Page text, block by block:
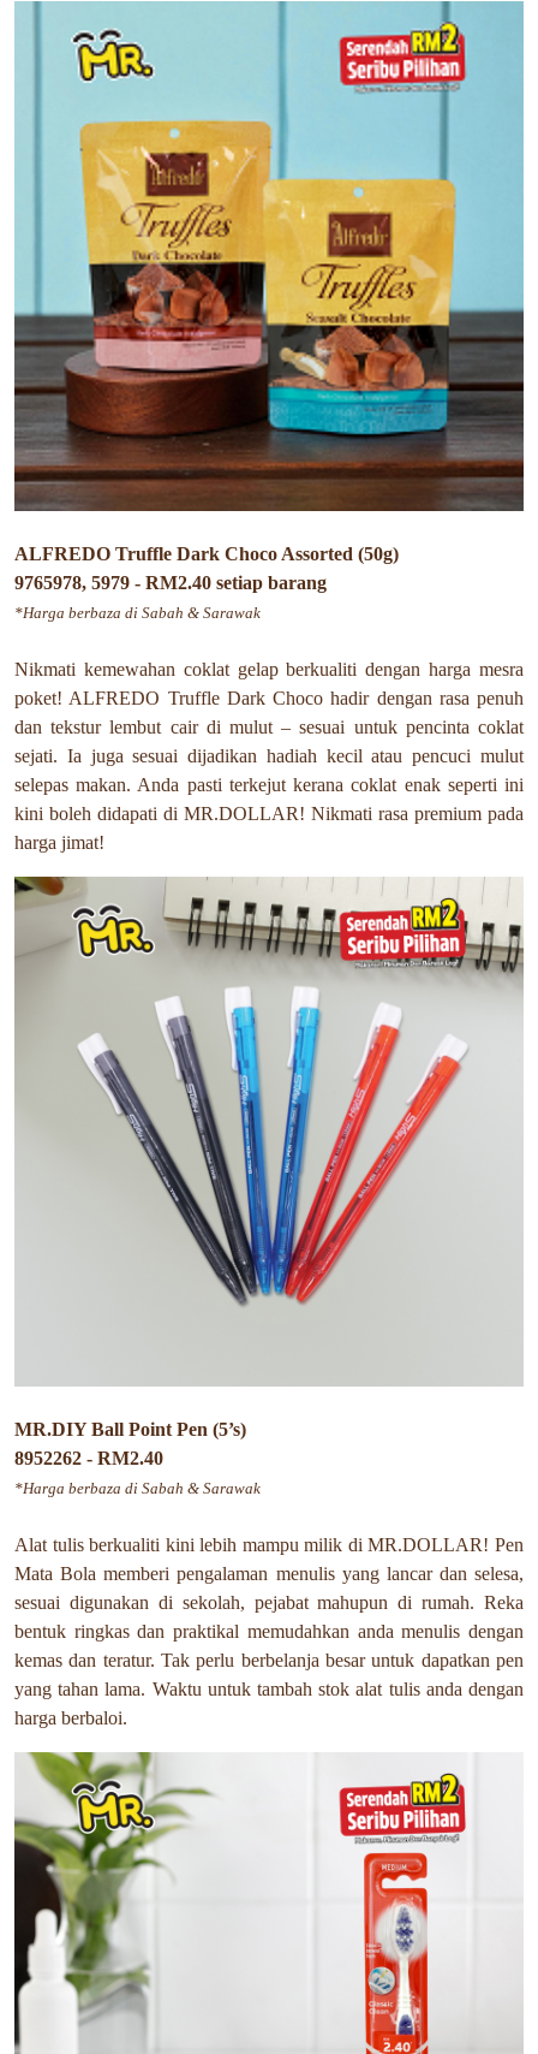
ALFREDO Truffle Dark Choco Assorted (50g)
9765978, 5979 - RM2.40 setiap barang
*Harga berbaza di Sabah & Sarawak
Nikmati kemewahan coklat gelap berkualiti dengan harga mesra
poket! ALFREDO Truffle Dark Choco hadir dengan rasa penuh
dan tekstur lembut cair di mulut – sesuai untuk pencinta coklat
sejati. Ia juga sesuai dijadikan hadiah kecil atau pencuci mulut
selepas makan. Anda pasti terkejut kerana coklat enak seperti ini
kini boleh didapati di MR.DOLLAR! Nikmati rasa premium pada
harga jimat!
MR.DIY Ball Point Pen (5’s)
8952262 - RM2.40
*Harga berbaza di Sabah & Sarawak
Alat tulis berkualiti kini lebih mampu milik di MR.DOLLAR! Pen
Mata Bola memberi pengalaman menulis yang lancar dan selesa,
sesuai digunakan di sekolah, pejabat mahupun di rumah. Reka
bentuk ringkas dan praktikal memudahkan anda menulis dengan
kemas dan teratur. Tak perlu berbelanja besar untuk dapatkan pen
yang tahan lama. Waktu untuk tambah stok alat tulis anda dengan
harga berbaloi.